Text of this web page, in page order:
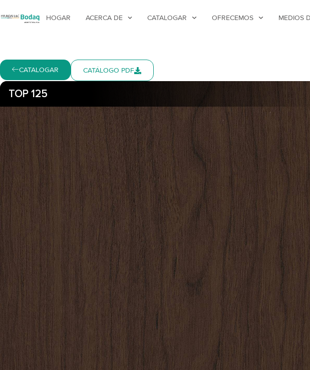
HOGAR ACERCA DE CATALOGAR OFRECEMOS MEDIOS
CATALOGAR CATÁLOGO PDF
TOP 125